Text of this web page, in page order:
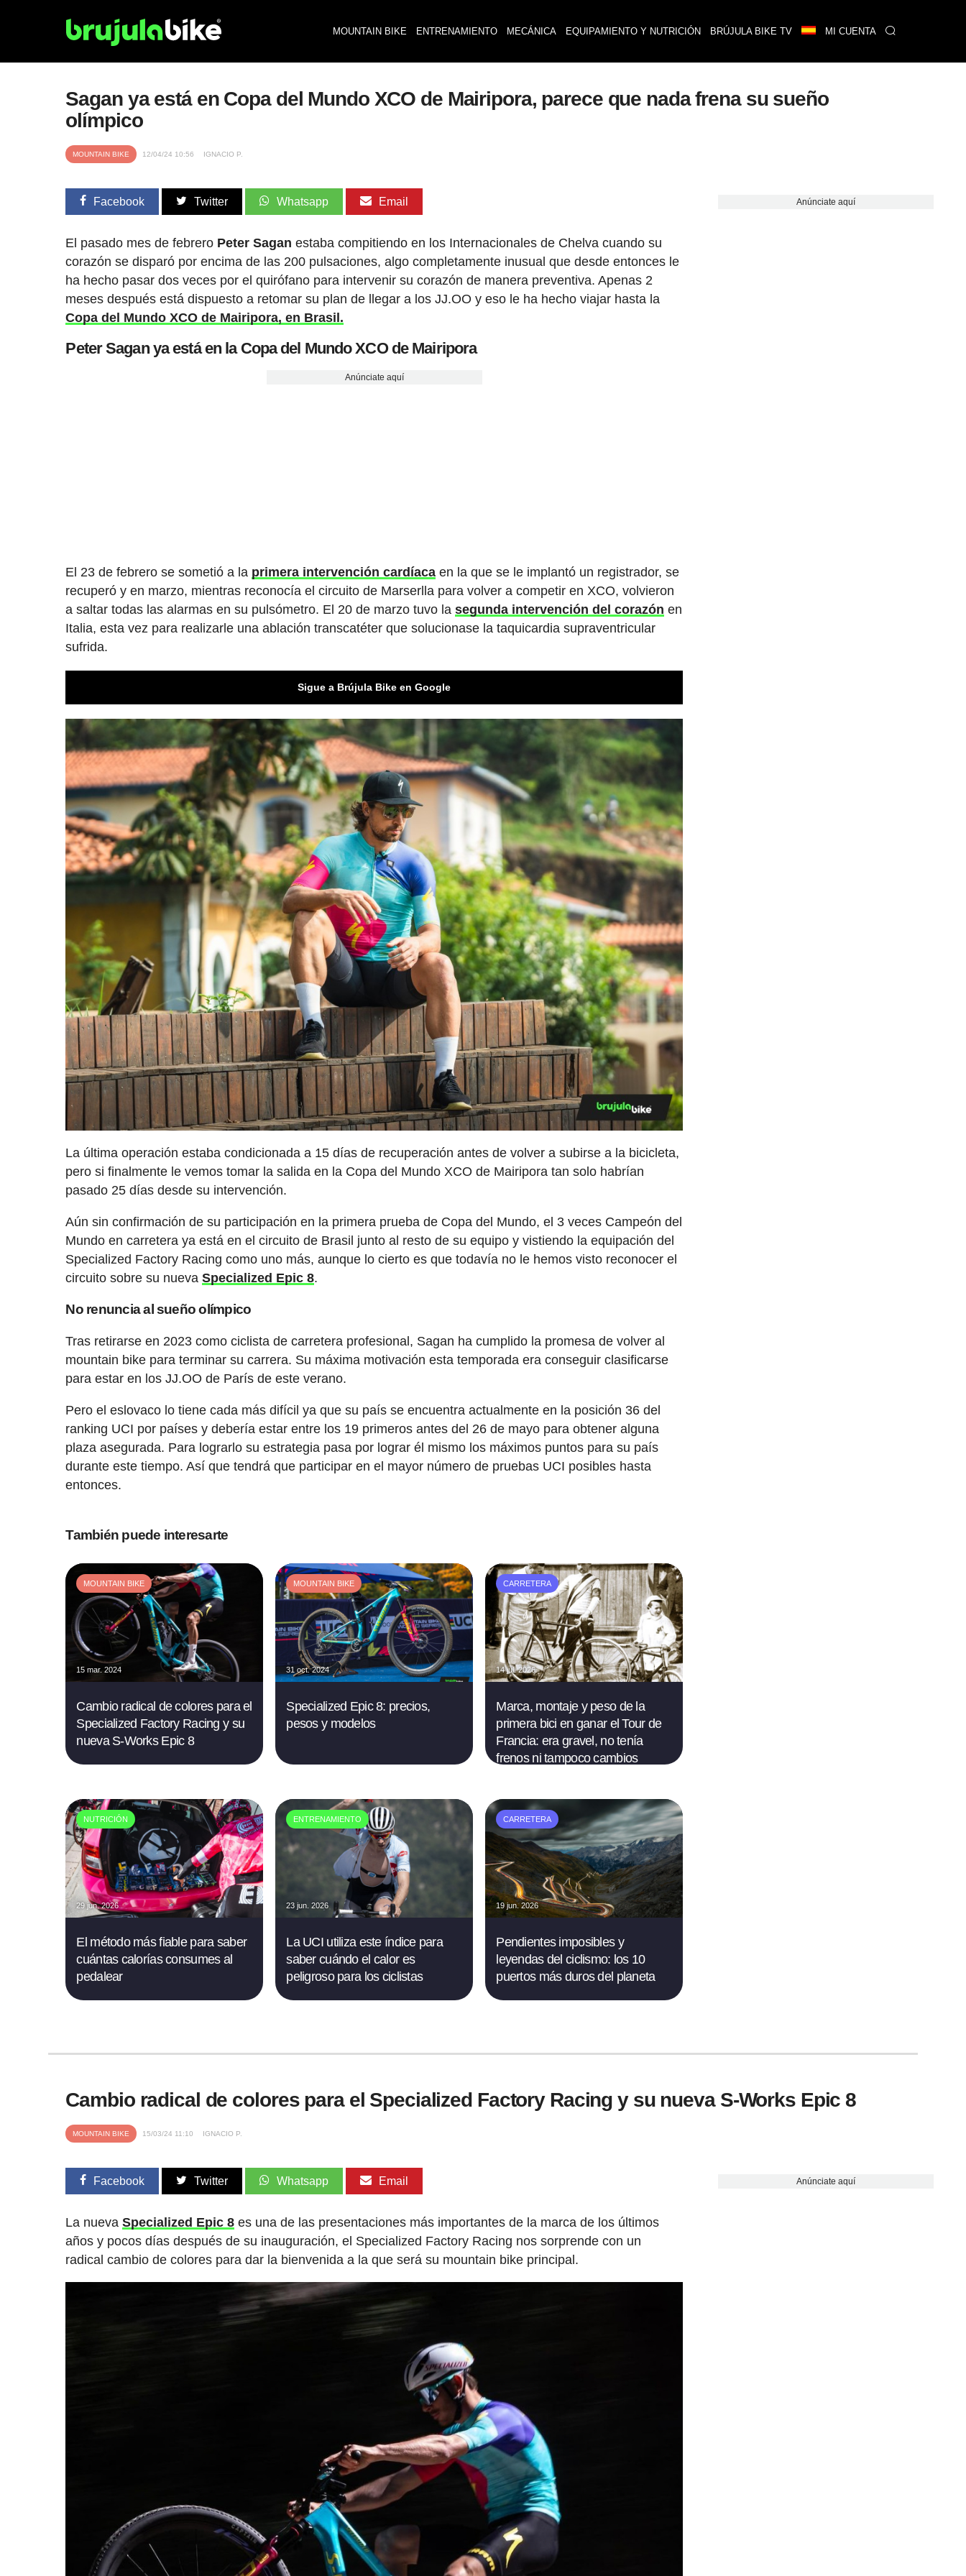
MOUNTAIN BIKE ENTRENAMIENTO MECÁNICA EQUIPAMIENTO Y NUTRICIÓN BRÚJULA BIKE TV MI CUENTA
Sagan ya está en Copa del Mundo XCO de Mairipora, parece que nada frena su sueño
olímpico
MOUNTAIN BIKE 12/04/24 10:56 IGNACIO P.
Facebook Twitter Whatsapp Email
El pasado mes de febrero Peter Sagan estaba compitiendo en los Internacionales de Chelva cuando su
corazón se disparó por encima de las 200 pulsaciones, algo completamente inusual que desde entonces le
ha hecho pasar dos veces por el quirófano para intervenir su corazón de manera preventiva. Apenas 2
meses después está dispuesto a retomar su plan de llegar a los JJ.OO y eso le ha hecho viajar hasta la
Copa del Mundo XCO de Mairipora, en Brasil.
Peter Sagan ya está en la Copa del Mundo XCO de Mairipora
Anúnciate aquí
El 23 de febrero se sometió a la primera intervención cardíaca en la que se le implantó un registrador, se
recuperó y en marzo, mientras reconocía el circuito de Marserlla para volver a competir en XCO, volvieron
a saltar todas las alarmas en su pulsómetro. El 20 de marzo tuvo lasegunda intervención del corazón en
Italia, esta vez para realizarle una ablación transcatéter que solucionase la taquicardia supraventricular
sufrida.
Sigue a Brújula Bike en Google
La última operación estaba condicionada a 15 días de recuperación antes de volver a subirse a la bicicleta,
pero si finalmente le vemos tomar la salida en la Copa del Mundo XCO de Mairipora tan solo habrían
pasado 25 días desde su intervención.
Aún sin confirmación de su participación en la primera prueba de Copa del Mundo, el 3 veces Campeón del
Mundo en carretera ya está en el circuito de Brasil junto al resto de su equipo y vistiendo la equipación del
Specialized Factory Racing como uno más, aunque lo cierto es que todavía no le hemos visto reconocer el
circuito sobre su nuevaSpecialized Epic 8.
No renuncia al sueño olímpico
Tras retirarse en 2023 como ciclista de carretera profesional, Sagan ha cumplido la promesa de volver al
mountain bike para terminar su carrera. Su máxima motivación esta temporada era conseguir clasificarse
para estar en los JJ.OO de París de este verano.
Pero el eslovaco lo tiene cada más difícil ya que su país se encuentra actualmente en la posición 36 del
ranking UCI por países y debería estar entre los 19 primeros antes del 26 de mayo para obtener alguna
plaza asegurada. Para lograrlo su estrategia pasa por lograr él mismo los máximos puntos para su país
durante este tiempo. Así que tendrá que participar en el mayor número de pruebas UCI posibles hasta
entonces.
También puede interesarte
MOUNTAIN BIKE
15 mar. 2024
Cambio radical de colores para el
Specialized Factory Racing y su
nueva S-Works Epic 8
MOUNTAIN BIKE
31 oct. 2024
Specialized Epic 8: precios,
pesos y modelos
CARRETERA
14 jul. 2026
Marca, montaje y peso de la
primera bici en ganar el Tour de
Francia: era gravel, no tenía
frenos ni tampoco cambios
NUTRICIÓN
29 jun. 2026
El método más fiable para saber
cuántas calorías consumes al
pedalear
ENTRENAMIENTO
23 jun. 2026
La UCI utiliza este índice para
saber cuándo el calor es
peligroso para los ciclistas
CARRETERA
19 jun. 2026
Pendientes imposibles y
leyendas del ciclismo: los 10
puertos más duros del planeta
Anúnciate aquí
Cambio radical de colores para el Specialized Factory Racing y su nueva S-Works Epic 8
MOUNTAIN BIKE 15/03/24 11:10 IGNACIO P.
Facebook Twitter Whatsapp Email
La nuevaSpecialized Epic 8 es una de las presentaciones más importantes de la marca de los últimos
años y pocos días después de su inauguración, el Specialized Factory Racing nos sorprende con un
radical cambio de colores para dar la bienvenida a la que será su mountain bike principal.
Anúnciate aquí